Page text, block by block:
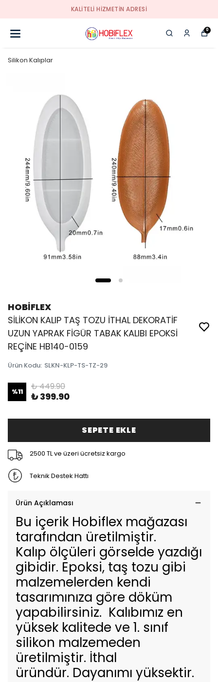
KALİTELİ HİZMETİN ADRESİ
0
Silikon Kalıplar
HOBİFLEX
SİLİKON KALIP TAŞ TOZU İTHAL DEKORATİF
UZUN YAPRAK FİGÜR TABAK KALIBI EPOKSİ
REÇİNE HB140-0159
Ürün Kodu: SLKN-KLP-TS-TZ-29
%11 ₺ 449.90
₺ 399.90
SEPETE EKLE
2500 TL ve üzeri ücretsiz kargo
Teknik Destek Hattı
Ürün Açıklaması
Bu içerik Hobiflex mağazası
tarafından üretilmiştir.
Kalıp ölçüleri görselde yazdığı
gibidir. Epoksi, taş tozu gibi
malzemelerden kendi
tasarımınıza göre döküm
yapabilirsiniz. Kalıbımız en
yüksek kalitede ve 1. sınıf
silikon malzemeden
üretilmiştir. İthal
üründür. Dayanımı yüksektir.